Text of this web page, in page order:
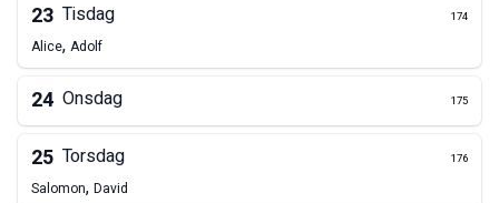
23 Tisdag 174
Alice, Adolf
24 Onsdag 175
25 Torsdag 176
Salomon, David